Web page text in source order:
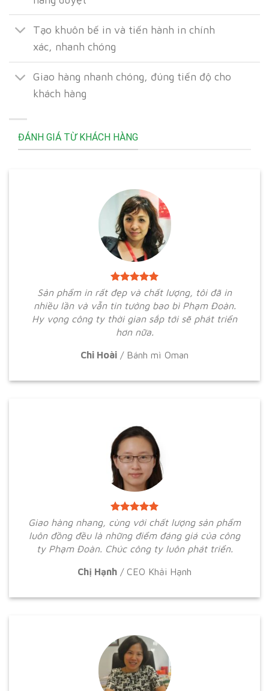
Tạo khuôn bế in và tiến hành in chính
xác, nhanh chóng
Giao hàng nhanh chóng, đúng tiến độ cho
khách hàng
ĐÁNH GIÁ TỪ KHÁCH HÀNG
Sản phẩm in rất đẹp và chất lượng, tôi đã in
nhiều lần và vẫn tin tưởng bao bì Phạm Đoàn.
Hy vọng công ty thời gian sắp tới sẽ phát triển
hơn nữa.
Chi Hoài / Bánh mì Oman
Giao hàng nhang, cùng với chất lượng sản phẩm
luôn đồng đều là những điểm đáng giá của công
ty Phạm Đoàn. Chúc công ty luôn phát triển.
Chị Hạnh / CEO Khải Hạnh